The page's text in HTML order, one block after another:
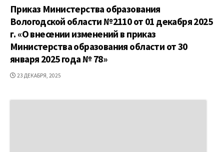
Приказ Министерства образования
Вологодской области №2110 от 01 декабря 2025
г. «О внесении изменений в приказ
Министерства образования области от 30
января 2025 года № 78»
ДАТА
23 ДЕКАБРЯ, 2025